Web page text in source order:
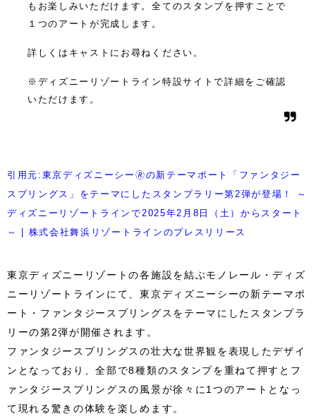
もお楽しみいただけます。全てのスタンプを押すことで
１つのアートが完成します。
詳しくはキャストにお尋ねください。
※ディズニーリゾートライン特設サイトで詳細をご確認
いただけます。
引用元:東京ディズニーシー🄬の新テーマポート「ファンタジー
スプリングス」をテーマにしたスタンプラリー第2弾が登場！ ～
ディズニーリゾートラインで2025年2月8日（土）からスタート
～ | 株式会社舞浜リゾートラインのプレスリリース
東京ディズニーリゾートの各施設を結ぶモノレール・ディズ
ニーリゾートラインにて、東京ディズニーシーの新テーマポ
ート・ファンタジースプリングスをテーマにしたスタンプラ
リーの第2弾が開催されます。
ファンタジースプリングスの壮大な世界観を表現したデザイ
ンとなっており、全部で8種類のスタンプを重ねて押すとフ
ァンタジースプリングスの風景が徐々に1つのアートとなっ
て現れる驚きの体験を楽しめます。